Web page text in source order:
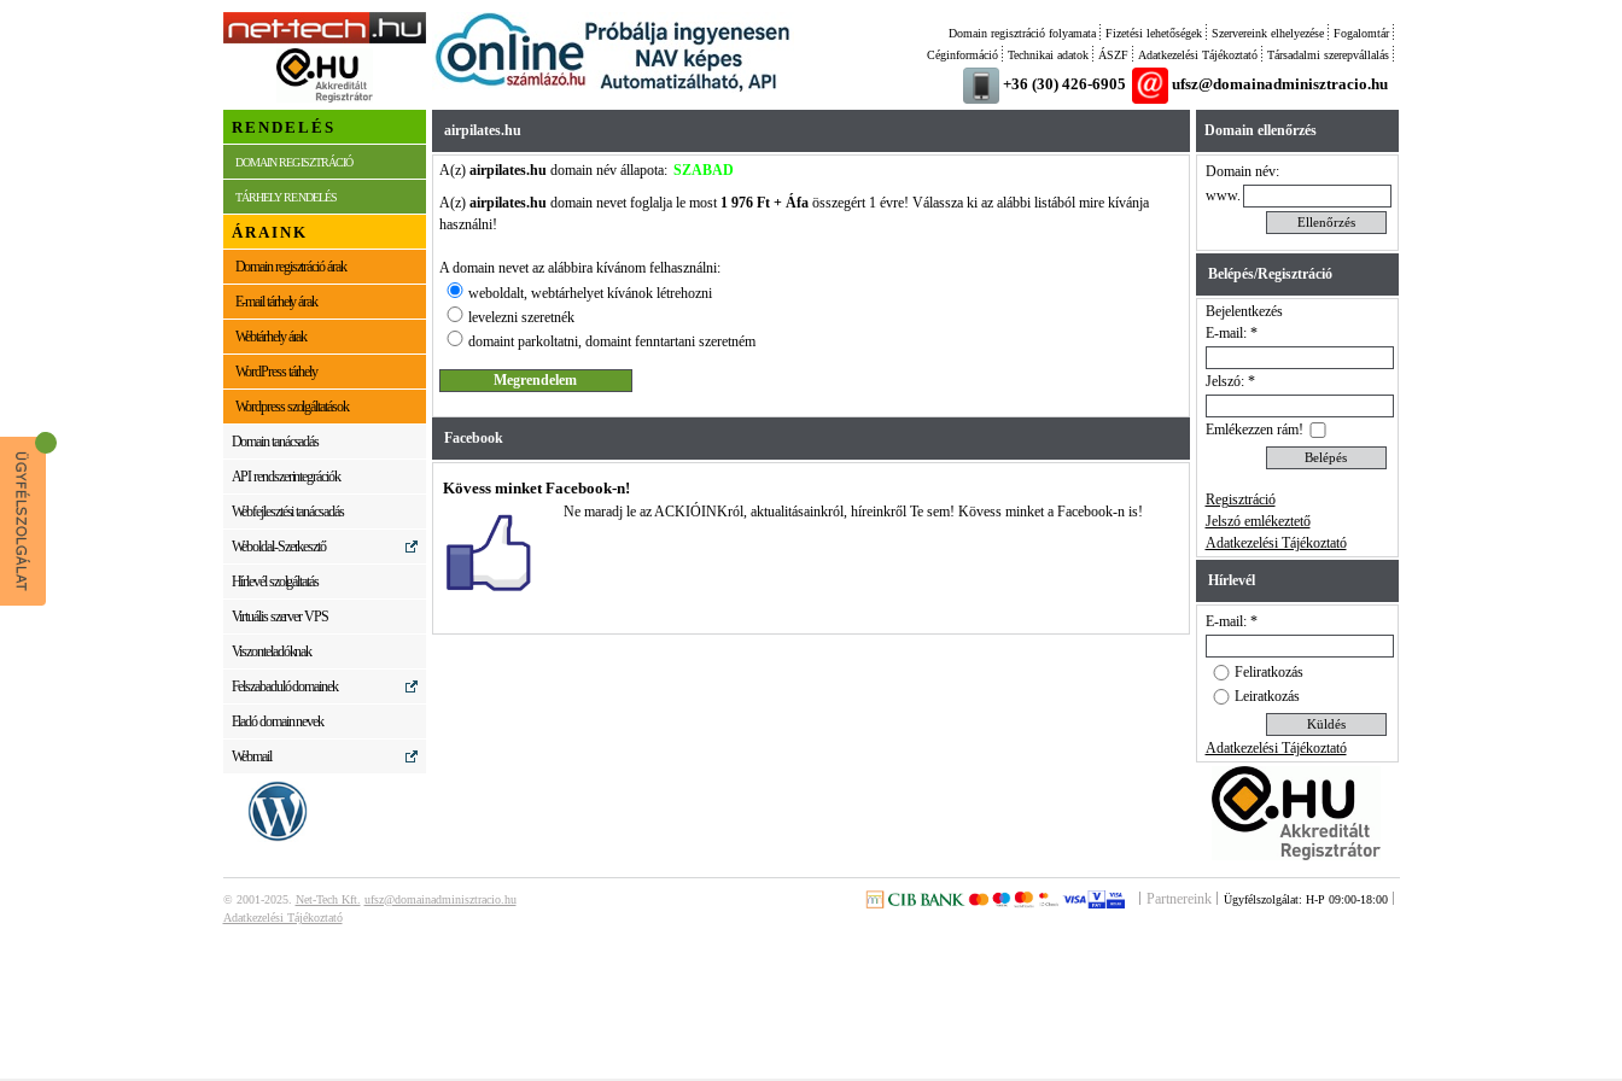
Fogalomtár
Szervereink elhelyezése
Fizetési lehetőségek
Domain regisztráció folyamata
Társadalmi szerepvállalás
Adatkezelési Tájékoztató
ÁSZF
Technikai adatok
Céginformáció
+36 (30) 426-6905 ufsz@domainadminisztracio.hu
RENDELÉS
DOMAIN REGISZTRÁCIÓ
TÁRHELY RENDELÉS
ÁRAINK
Domain regisztráció árak
E-mail tárhely árak
Webtárhely árak
WordPress tárhely
Wordpress szolgáltatások
Domain tanácsadás
API rendszerintegrációk
Webfejlesztési tanácsadás
Weboldal-Szerkesztő
Hírlevél szolgáltatás
Virtuális szerver VPS
Viszonteladóknak
Felszabaduló domainek
Eladó domain nevek
Webmail
airpilates.hu
A(z) airpilates.hudomain név állapota: SZABAD
A(z) airpilates.hudomain nevet foglalja le most 1 976 Ft + Áfaösszegért 1 évre! Válassza ki az alábbi listából mire kívánja
használni!
A domain nevet az alábbira kívánom felhasználni:
weboldalt, webtárhelyet kívánok létrehozni
levelezni szeretnék
domaint parkoltatni, domaint fenntartani szeretném
Facebook
Kövess minket Facebook-n!
Ne maradj le az ACKIÓINKról, aktualitásainkról, híreinkről Te sem! Kövess minket a Facebook-n is!
Domain ellenőrzés
Domain név:
www.
Belépés/Regisztráció
Bejelentkezés
E-mail: *
Jelszó: *
Emlékezzen rám!
Regisztráció
Jelszó emlékeztető
Adatkezelési Tájékoztató
Hírlevél
E-mail: *
Feliratkozás
Leiratkozás
Adatkezelési Tájékoztató
© 2001-2025. Net-Tech Kft. ufsz@domainadminisztracio.hu
Adatkezelési Tájékoztató
Partnereink Ügyfélszolgálat: H-P 09:00-18:00